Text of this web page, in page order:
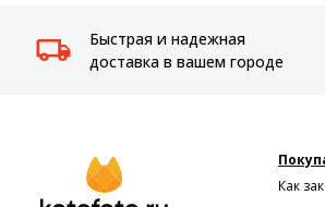
Быстрая и надежная
доставка в вашем городе
Как